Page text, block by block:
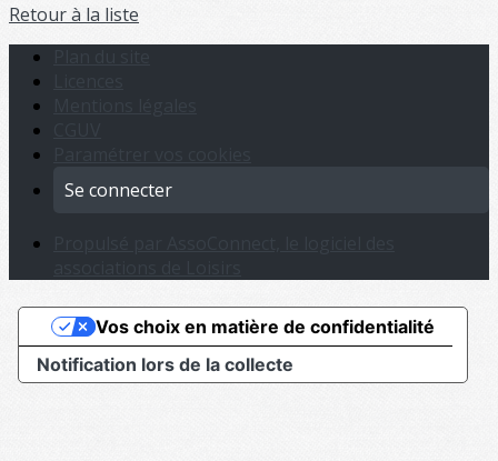
Retour à la liste
Se connecter
Notification lors de la collecte
Vos choix en matière de confidentialité